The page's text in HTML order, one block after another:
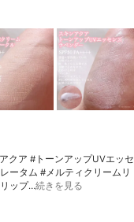
クア #トーンアップUVエッセ
ータム #メルティクリームリ
リップ…続きを見る